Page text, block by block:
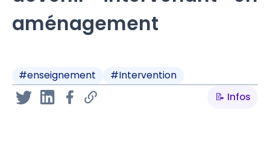
aménagement
#enseignement #Intervention
📝 Infos